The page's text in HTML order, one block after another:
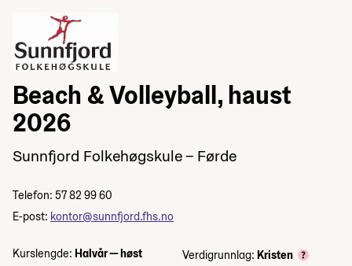
Beach & Volleyball, haust
2026
Sunnfjord Folkehøgskule – Førde
Telefon: 57 82 99 60
E-post: kontor@sunnfjord.fhs.no
Kurslengde: Halvår — høst
Verdigrunnlag: Kristen